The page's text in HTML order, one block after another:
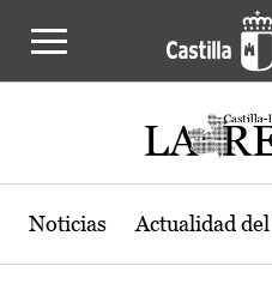
Noticias Actualidad